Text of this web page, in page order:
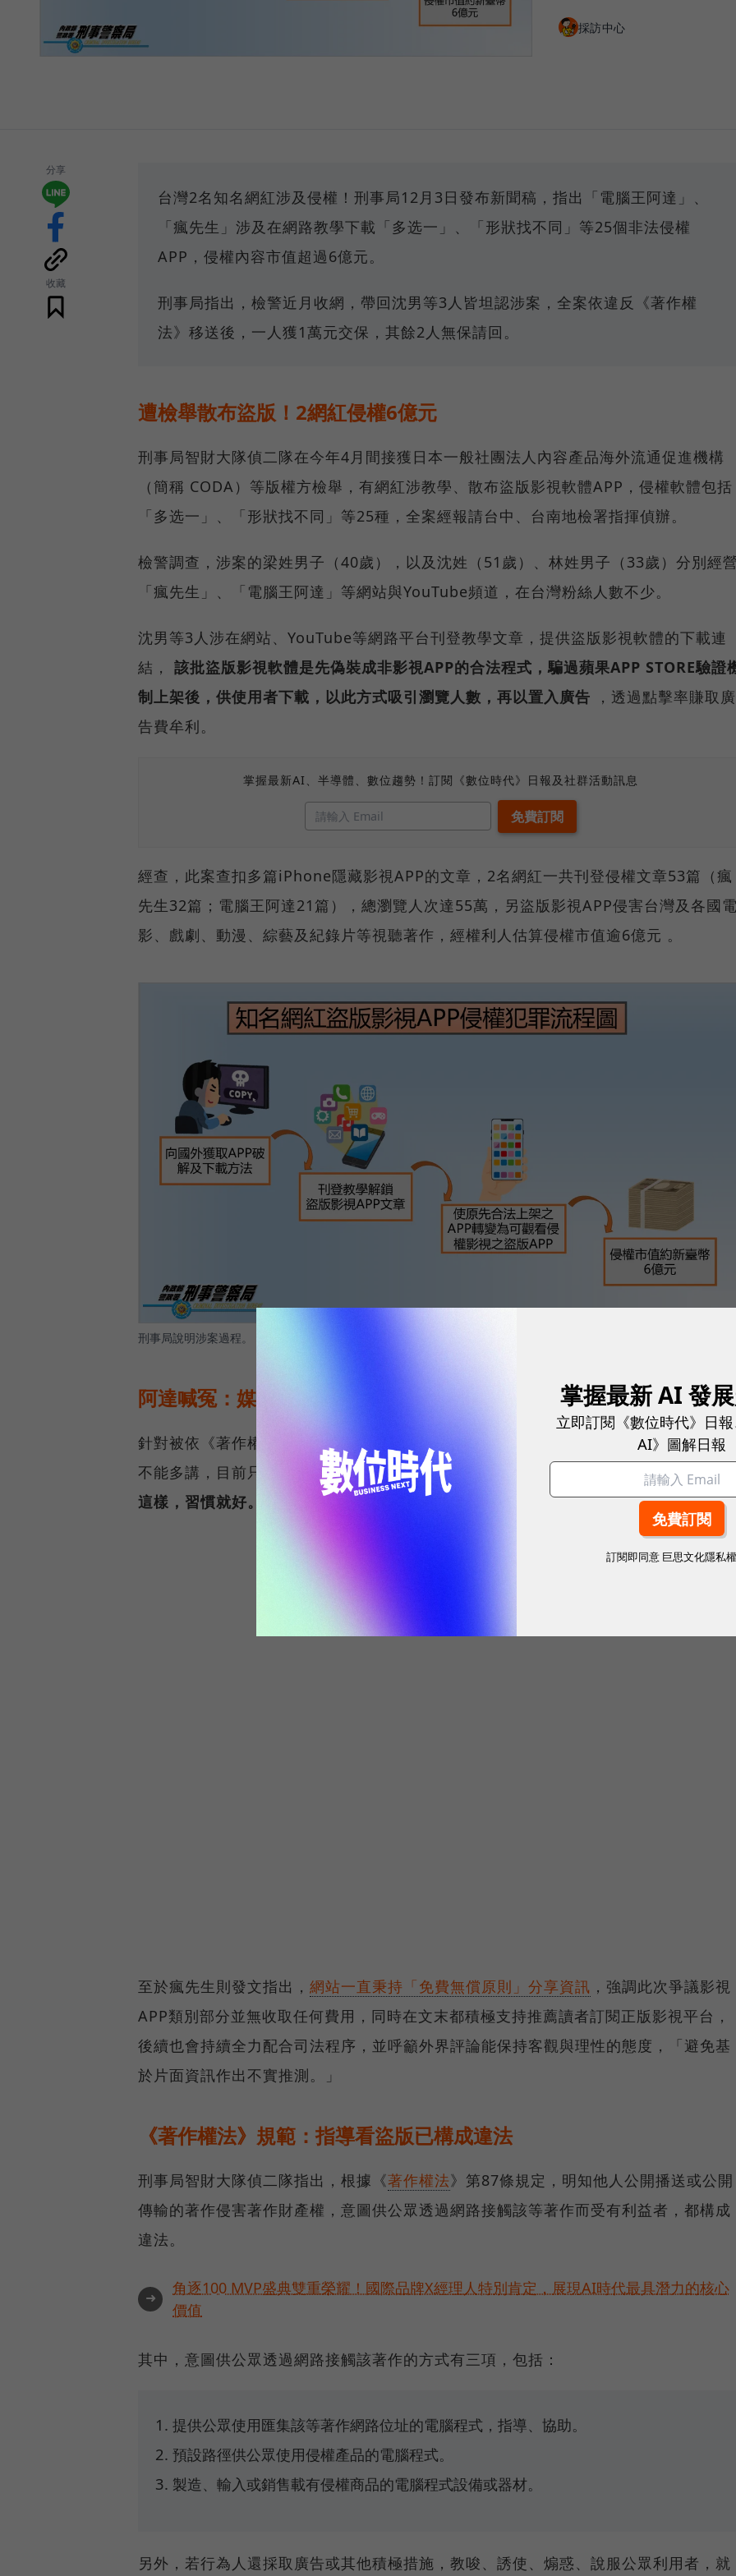
採訪中心
分享
收藏
台灣2名知名網紅涉及侵權！刑事局12月3日發布新聞稿，指出「電腦王阿達」、
「瘋先生」涉及在網路教學下載「多选一」、「形狀找不同」等25個非法侵權
APP，侵權內容市值超過6億元。
刑事局指出，檢警近月收網，帶回沈男等3人皆坦認涉案，全案依違反《著作權
法》移送後，一人獲1萬元交保，其餘2人無保請回。
遭檢舉散布盜版！2網紅侵權6億元
刑事局智財大隊偵二隊在今年4月間接獲日本一般社團法人內容產品海外流通促進機構
（簡稱 CODA）等版權方檢舉，有網紅涉教學、散布盜版影視軟體APP，侵權軟體包括
「多选一」、「形狀找不同」等25種，全案經報請台中、台南地檢署指揮偵辦。
檢警調查，涉案的梁姓男子（40歲），以及沈姓（51歲）、林姓男子（33歲）分別經
「瘋先生」、「電腦王阿達」等網站與YouTube頻道，在台灣粉絲人數不少。
沈男等3人涉在網站、YouTube等網路平台刊登教學文章，提供盜版影視軟體的下載連
結， 該批盜版影視軟體是先偽裝成非影視APP的合法程式，騙過蘋果APP STORE驗證
制上架後，供使用者下載，以此方式吸引瀏覽人數，再以置入廣告 ，透過點擊率賺取廣
告費牟利。
掌握最新AI、半導體、數位趨勢！訂閱《數位時代》日報及社群活動訊息
經查，此案查扣多篇iPhone隱藏影視APP的文章，2名網紅一共刊登侵權文章53篇（瘋
先生32篇；電腦王阿達21篇），總瀏覽人次達55萬，另盜版影視APP侵害台灣及各國
影、戲劇、動漫、綜藝及紀錄片等視聽著作，經權利人估算侵權市值逾6億元 。
刑事局說明涉案過程。
阿達喊冤：媒體寫的太誇張
針對被依《著作權法》移送法辦，電腦王阿達3日發文指出，「稍晚會有正式聲明，細
不能多講，目前只能說媒體寫的太誇張，謝謝大家。」他更留言處指出， 「不過媒體都
這樣，習慣就好。」
至於瘋先生則發文指出， 網站一直秉持「免費無償原則」分享資訊 ，強調此次爭議影視
APP類別部分並無收取任何費用，同時在文末都積極支持推薦讀者訂閱正版影視平台，
後續也會持續全力配合司法程序，並呼籲外界評論能保持客觀與理性的態度，「避免基
於片面資訊作出不實推測。」
《著作權法》規範：指導看盜版已構成違法
刑事局智財大隊偵二隊指出，根據《著作權法》第87條規定，明知他人公開播送或公開
傳輸的著作侵害著作財產權，意圖供公眾透過網路接觸該等著作而受有利益者，都構成
違法。
➜
角逐100 MVP盛典雙重榮耀！國際品牌X經理人特別肯定，展現AI時代最具潛力的核心
價值
其中，意圖供公眾透過網路接觸該著作的方式有三項，包括：
提供公眾使用匯集該等著作網路位址的電腦程式，指導、協助。
預設路徑供公眾使用侵權產品的電腦程式。
製造、輸入或銷售載有侵權商品的電腦程式設備或器材。
另外，若行為人還採取廣告或其他積極措施，教唆、誘使、煽惑、說服公眾利用者，就
掌握最新 AI 發
立即訂閱《數位時代》日
AI》圖解日報
訂閱即同意 巨思文化隱私